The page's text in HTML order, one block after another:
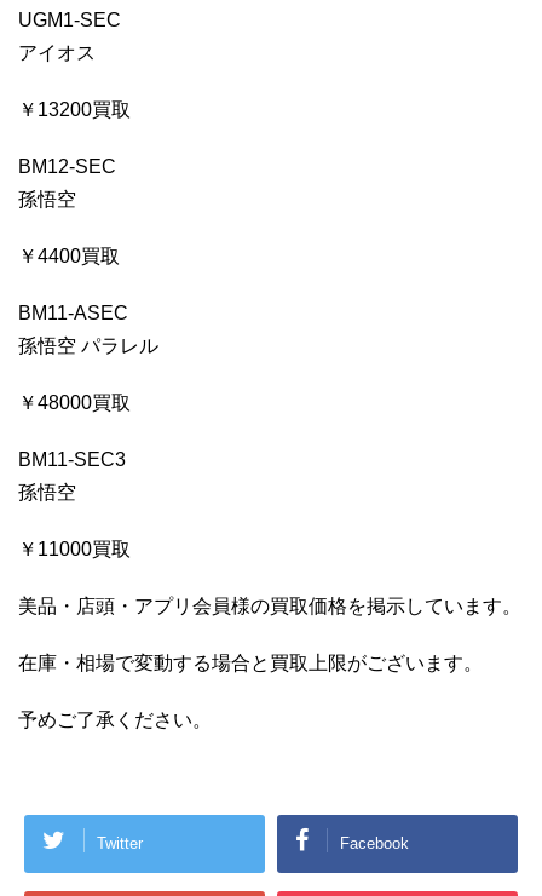
UGM1-SEC
アイオス
￥13200買取
BM12-SEC
孫悟空
￥4400買取
BM11-ASEC
孫悟空 パラレル
￥48000買取
BM11-SEC3
孫悟空
￥11000買取
美品・店頭・アプリ会員様の買取価格を掲示しています。
在庫・相場で変動する場合と買取上限がございます。
予めご了承ください。
Twitter Facebook